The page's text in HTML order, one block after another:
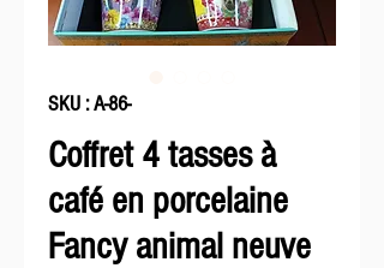
SKU : A-86-
Coffret 4 tasses à
café en porcelaine
Fancy animal neuve